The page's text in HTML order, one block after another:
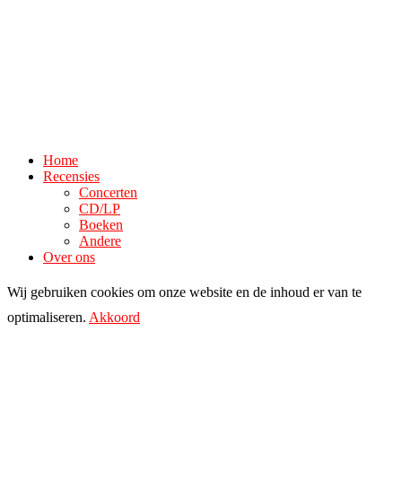
Home
Recensies
Concerten
CD/LP
Boeken
Andere
Over ons
Wij gebruiken cookies om onze website en de inhoud er van te
optimaliseren. Akkoord